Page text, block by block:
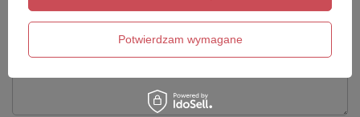
Potwierdzam wymagane